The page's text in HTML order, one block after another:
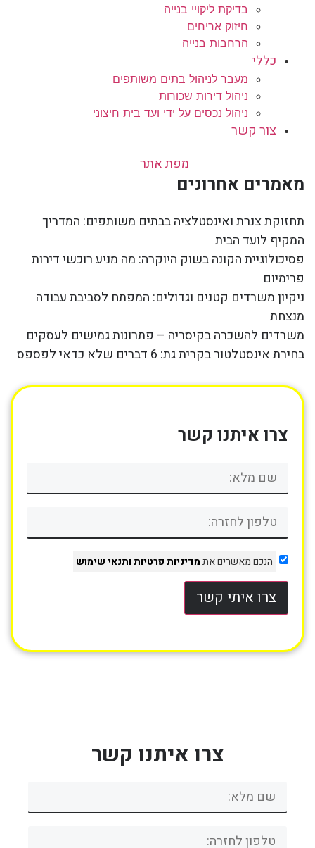
בדיקת ליקויי בנייה
חיזוק אריחים
הרחבות בנייה
כללי
מעבר לניהול בתים משותפים
ניהול דירות שכורות
ניהול נכסים על ידי ועד בית חיצוני
צור קשר
מפת אתר
מאמרים אחרונים
תחזוקת צנרת ואינסטלציה בבתים משותפים: המדריך
המקיף לועד הבית
פסיכולוגיית הקונה בשוק היוקרה: מה מניע רוכשי דירות
פרימיום
ניקיון משרדים קטנים וגדולים: המפתח לסביבת עבודה
מנצחת
משרדים להשכרה בקיסריה – פתרונות גמישים לעסקים
בחירת אינסטלטור בקרית גת: 6 דברים שלא כדאי לפספס
צרו איתנו קשר
הנכם מאשרים אתמדיניות פרטיותותנאי שימוש
צרו איתי קשר
צרו איתנו קשר